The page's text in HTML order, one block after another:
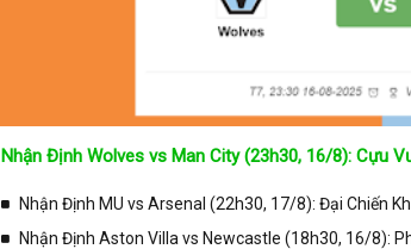
Nhận Định Wolves vs Man City (23h30, 16/8): Cựu
Nhận Định MU vs Arsenal (22h30, 17/8): Đại Chiến
Nhận Định Aston Villa vs Newcastle (18h30, 16/8):